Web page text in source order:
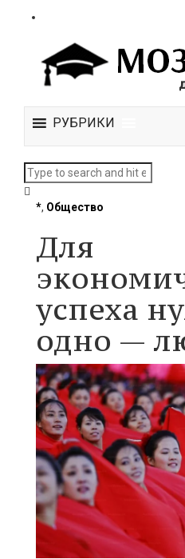
РУБРИКИ
*, Общество
Для
успеха
одно —